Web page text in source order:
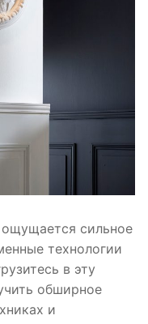
сильное
технологии
в эту
обширное
и